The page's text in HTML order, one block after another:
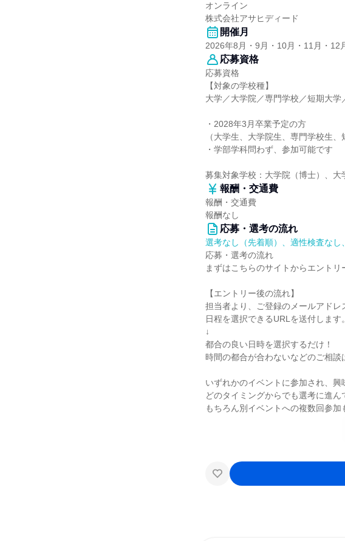
オンライン
株式会社アサヒディード
開催月
2026年8月・9月・10月・11月・12
応募資格
応募資格
【対象の学校種】
大学／大学院／専門学校／短期大学
・2028年3月卒業予定の方
（大学生、大学院生、専門学校生
・学部学科問わず、参加可能です
募集対象学校：大学院（博士）、
報酬・交通費
報酬・交通費
報酬なし
応募・選考の流れ
選考なし（先着順）、適性検査な
応募・選考の流れ
まずはこちらのサイトからエントリ
【エントリー後の流れ】
担当者より、ご登録のメールアドレ
日程を選択できるURLを送付します。
↓
都合の良い日時を選択するだけ！
時間の都合が合わないなどのご相談
いずれかのイベントに参加され、興
どのタイミングからでも選考に進ん
もちろん別イベントへの複数回参